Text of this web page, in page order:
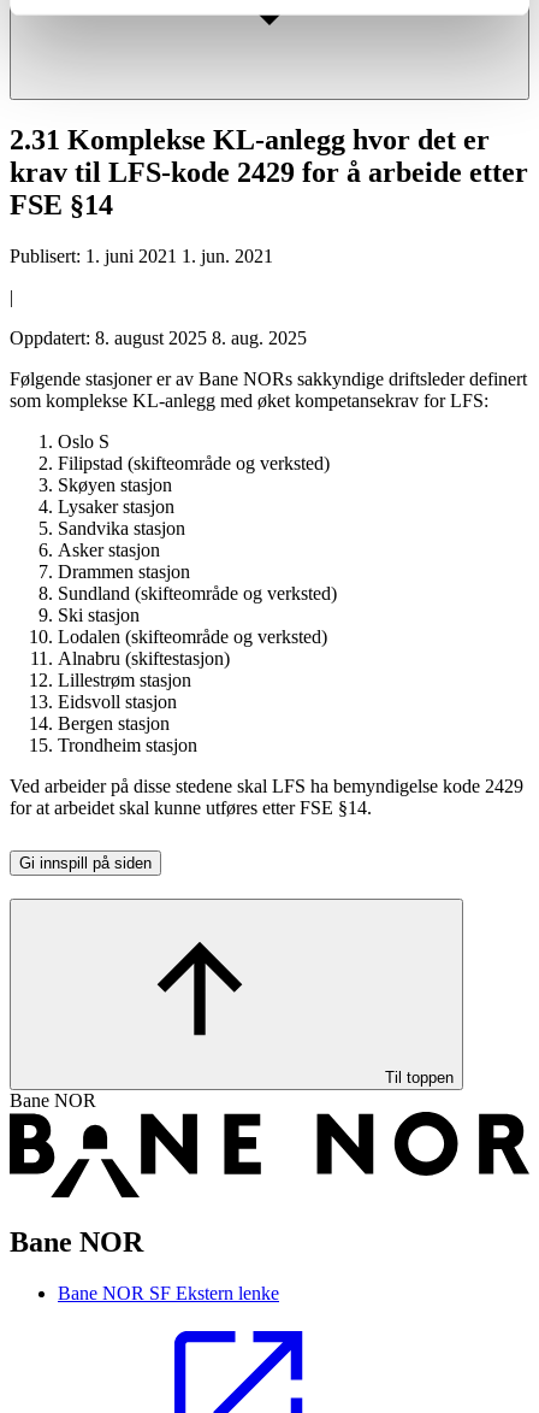
2.31 Komplekse KL-anlegg hvor det er
krav til LFS-kode 2429 for å arbeide etter
FSE §14
Publisert: 1. juni 2021 1. jun. 2021
|
Oppdatert: 8. august 2025 8. aug. 2025
Følgende stasjoner er av Bane NORs sakkyndige driftsleder definert
som komplekse KL-anlegg med øket kompetansekrav for LFS:
Oslo S
Filipstad (skifteområde og verksted)
Skøyen stasjon
Lysaker stasjon
Sandvika stasjon
Asker stasjon
Drammen stasjon
Sundland (skifteområde og verksted)
Ski stasjon
Lodalen (skifteområde og verksted)
Alnabru (skiftestasjon)
Lillestrøm stasjon
Eidsvoll stasjon
Bergen stasjon
Trondheim stasjon
Ved arbeider på disse stedene skal LFS ha bemyndigelse kode 2429
for at arbeidet skal kunne utføres etter FSE §14.
Gi innspill på siden
Til toppen
Bane NOR
Bane NOR
Bane NOR SF Ekstern lenke